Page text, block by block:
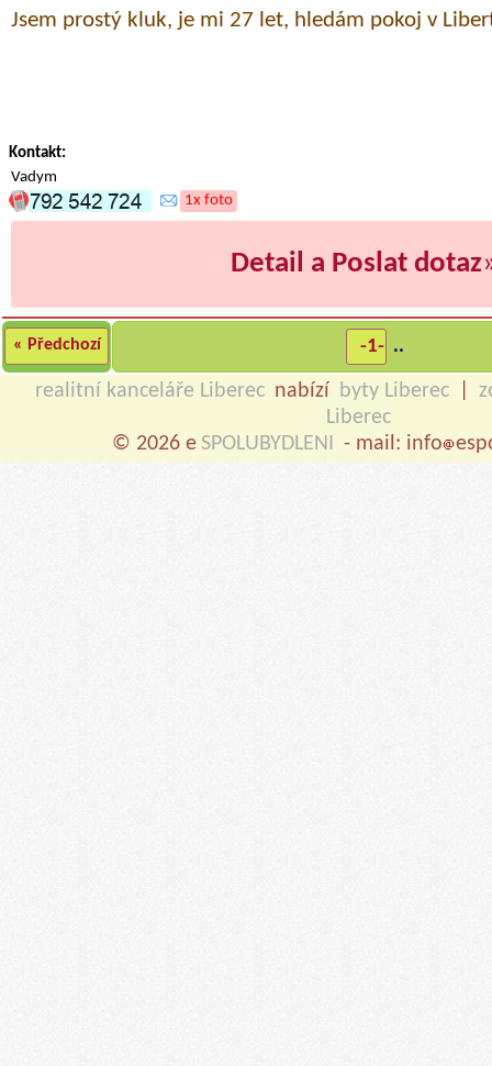
Jsem prostý kluk, je mi 27 let, hledám pokoj v
Kontakt:
Vadym
1x foto
Detail a Poslat dotaz
« Předchozí -1- ..
realitní kanceláře Liberec nabízí byty Liberec
Liberec
© 2026 e SPOLUBYDLENI - mail: info